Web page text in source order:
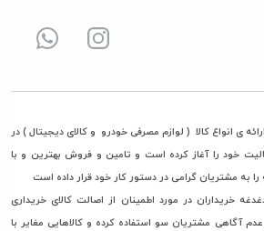
ی انواع کالا ( لوازم مصرفی خودرو و کالای دیجیتال ) در
اینترنت در سال 1398 فعالیت خود را آغاز کرده است و تامین و فروش بهترین و با
به مشتریان گرامی در دستور کار خود قرار داده است
خریداران در مورد اطمینان از اصالت کالای خریداری
آگاهی مشتریان سو استفاده کرده و کالاهایی مغایر با